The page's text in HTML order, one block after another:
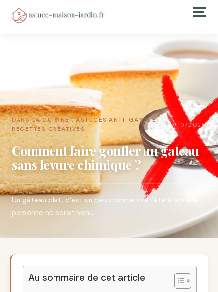
DANS LA CUISINE : ASTUCES ANTI-GASPI ET
RECETTES CRÉATIVES
→17/10/2025
Comment faire gonfler un gateau
sans levure chimique ?
Un gâteau plat, c’est un peu comme une fête à laquelle
personne ne serait venu.
Au sommaire de cet article